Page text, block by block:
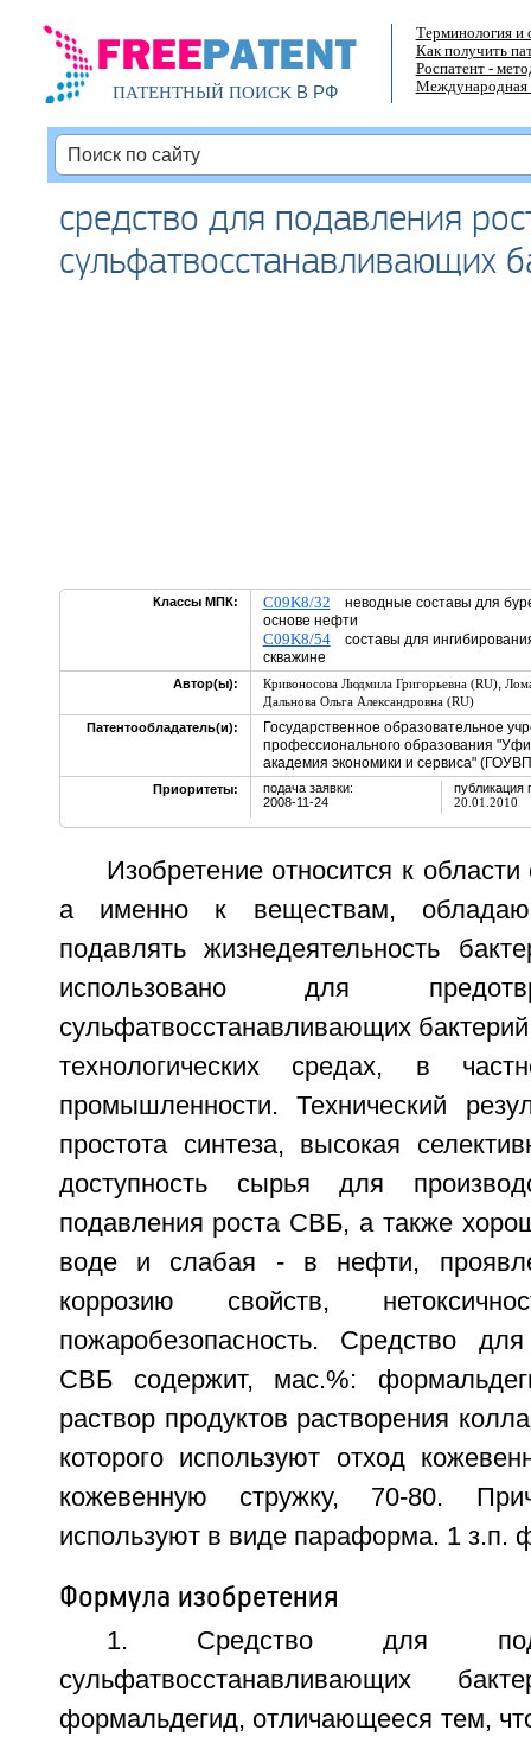
ПАТЕНТНЫЙ ПОИСКВ РФ
Терминология и
Как получить
Роспатент -
Международная
средство для подавления
сульфатвосстанавливающих
Классы МПК: C09K8/32 неводные составы для
основе нефти
C09K8/54составы для
скважине
Автор(ы): Кривоносова Людмила Григорьевна (RU),
Дальнова Ольга Александровна (RU)
Патентообладатель(и):
Государственное образовательное
профессионального образования
академия экономики и сервиса"
Приоритеты:
подача заявки:
2008-11-24
публикация
20.01.2010
Изобретение относится к
а именно к веществам,
подавлять жизнедеятельность
использовано для
сульфатвосстанавливающих
технологических средах, в
промышленности. Технический
простота синтеза, высокая
доступность сырья для
подавления роста СВБ, а также
воде и слабая - в нефти,
коррозию свойств,
пожаробезопасность. Средство
СВБ содержит, мас.%:
раствор продуктов растворения
которого используют отход
кожевенную стружку, 70-80.
используют в виде параформа. 1 з.п.
Формула изобретения
1. Средство для
сульфатвосстанавливающих
формальдегид, отличающееся тем,